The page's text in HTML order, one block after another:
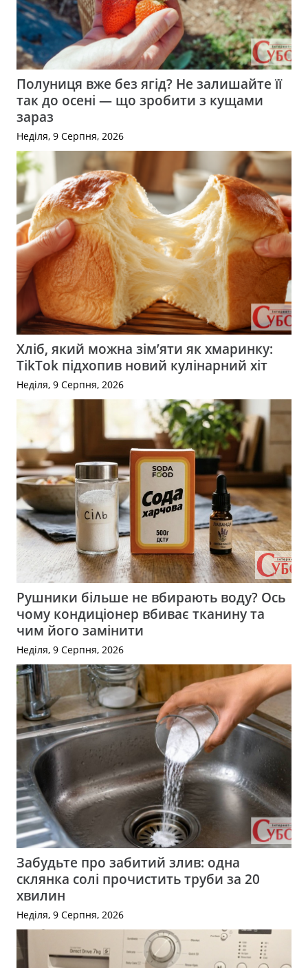
Полуниця вже без ягід? Не залишайте її
так до осені — що зробити з кущами
зараз
Неділя, 9 Серпня, 2026
Хліб, який можна зім’яти як хмаринку:
TikTok підхопив новий кулінарний хіт
Неділя, 9 Серпня, 2026
Рушники більше не вбирають воду? Ось
чому кондиціонер вбиває тканину та
чим його замінити
Неділя, 9 Серпня, 2026
Забудьте про забитий злив: одна
склянка солі прочистить труби за 20
хвилин
Неділя, 9 Серпня, 2026